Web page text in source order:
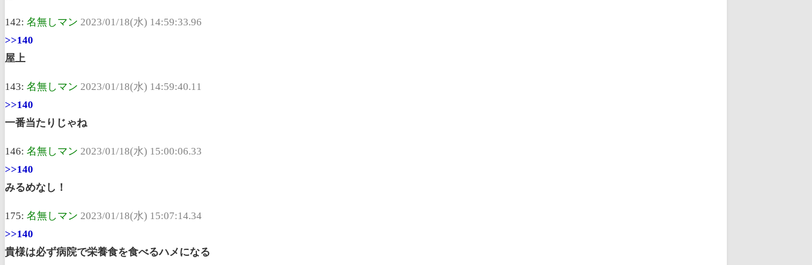
142: 名無しマン 2023/01/18(水) 14:59:33.96
>>140
屋上
143: 名無しマン 2023/01/18(水) 14:59:40.11
>>140
一番当たりじゃね
146: 名無しマン 2023/01/18(水) 15:00:06.33
>>140
みるめなし！
175: 名無しマン 2023/01/18(水) 15:07:14.34
>>140
貴様は必ず病院で栄養食を食べるハメになる